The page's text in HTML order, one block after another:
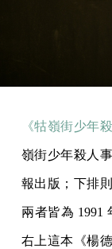
《牯嶺街少年
嶺街少年殺人
報出版；下排
兩者皆為 1991
右上這本《楊